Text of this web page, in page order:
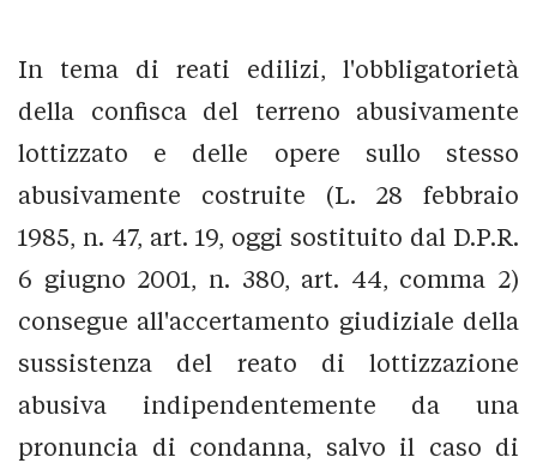
In tema di reati edilizi, l'obbligatorietà
della confisca del terreno abusivamente
lottizzato e delle opere sullo stesso
abusivamente costruite (L. 28 febbraio
1985, n. 47, art. 19, oggi sostituito dal D.P.R.
6 giugno 2001, n. 380, art. 44, comma 2)
consegue all'accertamento giudiziale della
sussistenza del reato di lottizzazione
abusiva indipendentemente da una
pronuncia di condanna, salvo il caso di